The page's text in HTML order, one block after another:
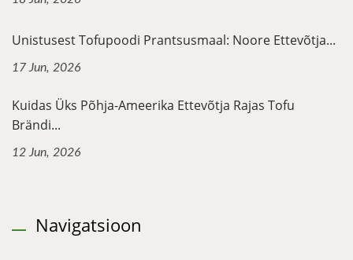
Unistusest Tofupoodi Prantsusmaal: Noore Ettevõtja...
17 Jun, 2026
Kuidas Üks Põhja-Ameerika Ettevõtja Rajas Tofu
Brändi...
12 Jun, 2026
Navigatsioon